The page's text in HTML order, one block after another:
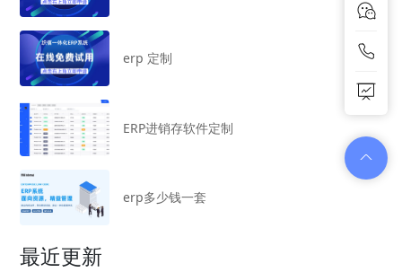
erp 定制
ERP进销存软件定制
erp多少钱一套
最近更新